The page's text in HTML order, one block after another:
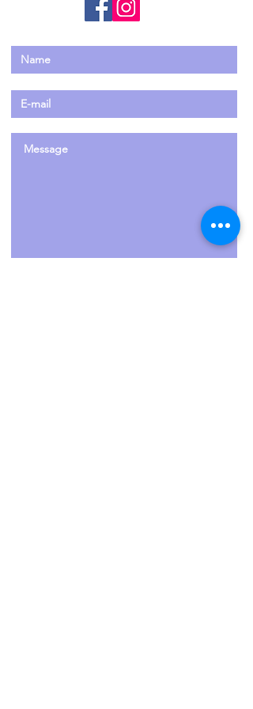
las cuales estoy a tu disposición para
resolver cualquier duda.
Domingo 8 9:00-14:00
yoga y un sabroso y sano brunch basado en
los principios del Ayurveda. Mientras
comemos, charlaremos del porqué de cada
plato. Para tener una práctica de yoga